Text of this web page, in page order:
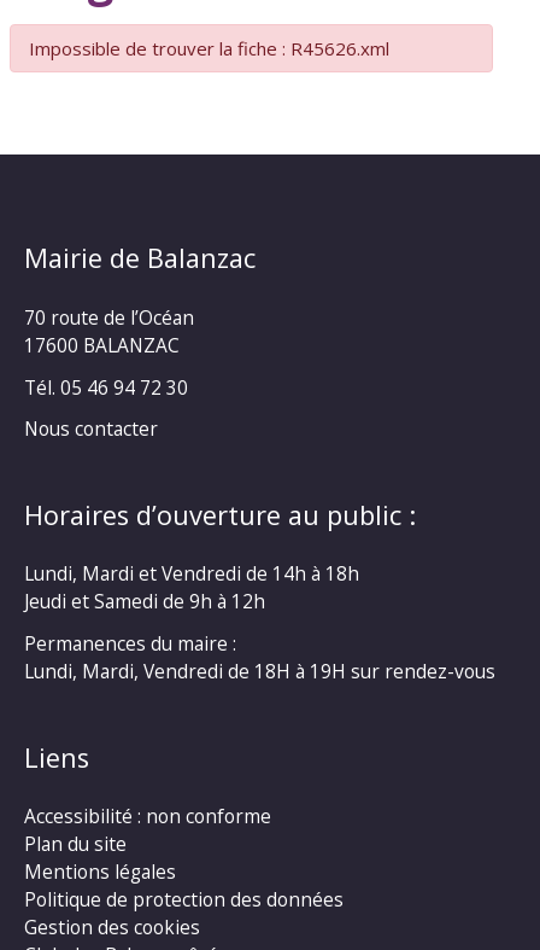
Impossible de trouver la fiche : R45626.xml
Mairie de Balanzac
70 route de l’Océan
17600 BALANZAC
Tél. 05 46 94 72 30
Nous contacter
Horaires d’ouverture au public :
Lundi, Mardi et Vendredi de 14h à 18h
Jeudi et Samedi de 9h à 12h
Permanences du maire :
Lundi, Mardi, Vendredi de 18H à 19H sur rendez-vous
Liens
Accessibilité : non conforme
Plan du site
Mentions légales
Politique de protection des données
Gestion des cookies